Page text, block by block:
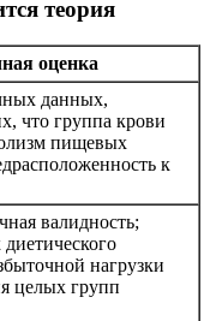
теория
оценка
данных,
что группа крови
пищевых
к
валидность;
нагрузки
целых групп